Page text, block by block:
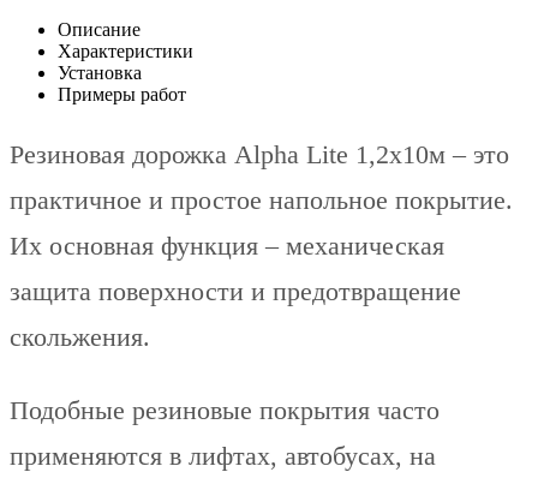
Описание
Характеристики
Установка
Примеры работ
Резиновая дорожка Alpha Lite 1,2x10м – это
практичное и простое напольное покрытие.
Их основная функция – механическая
защита поверхности и предотвращение
скольжения.
Подобные резиновые покрытия часто
применяются в лифтах, автобусах, на